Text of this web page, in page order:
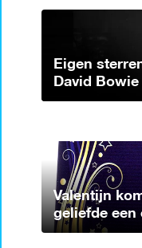
Eigen
David Bowie
Valentijn
geliefde een